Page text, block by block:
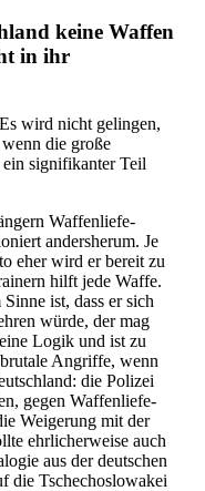
keine Waffen
in ihr
wird nicht gelingen,
die große
signi­fi­kanter Teil
Waffen­lie­fe­
anders­herum. Je
eher wird er bereit zu
hilft jede Waffe.
ist, dass er sich
würde, der mag
Logik und ist zu
Angriffe, wenn
die Polizei
gegen Waffen­lie­fe­
Weigerung mit der
ehrli­cher­weise auch
aus der deutschen
die Tsche­cho­slo­wakei